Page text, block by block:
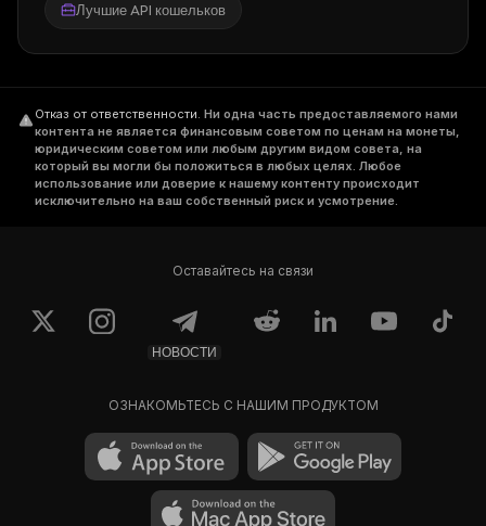
Лучшие API кошельков
Отказ от ответственности. Ни одна часть предоставляемого нами
контента не является финансовым советом по ценам на монеты,
юридическим советом или любым другим видом совета, на
который вы могли бы положиться в любых целях. Любое
использование или доверие к нашему контенту происходит
исключительно на ваш собственный риск и усмотрение.
Оставайтесь на связи
НОВОСТИ
ОЗНАКОМЬТЕСЬ С НАШИМ ПРОДУКТОМ